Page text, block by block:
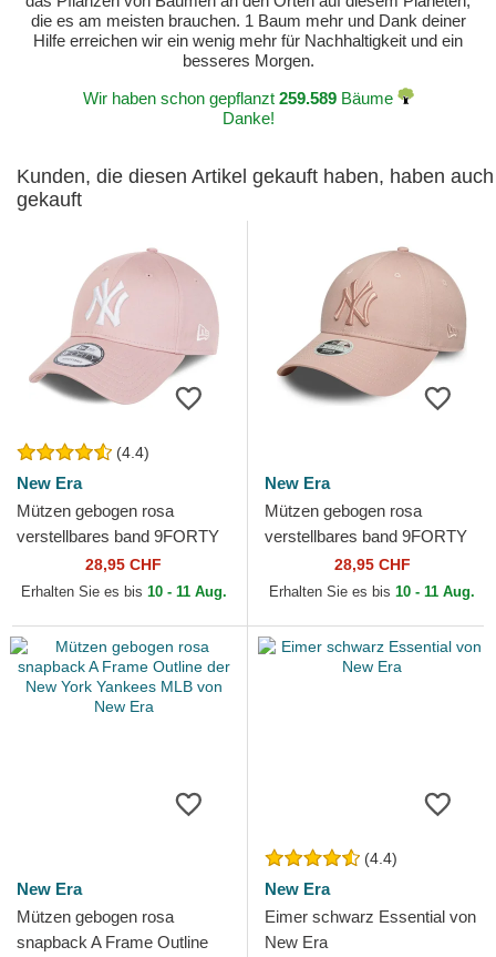
die es am meisten brauchen. 1 Baum mehr und Dank deiner
Hilfe erreichen wir ein wenig mehr für Nachhaltigkeit und ein
besseres Morgen.
Wir haben schon gepflanzt 259.589Bäume
Danke!
Kunden, die diesen Artikel gekauft haben, haben auch
gekauft
(4.4)
New Era
Mützen gebogen rosa
verstellbares band 9FORTY
League Essential der New
York Yankees MLB von New
28,95 CHF
Erhalten Sie es bis 10 - 11 Aug.
New Era
Mützen gebogen rosa
verstellbares band 9FORTY
League Essential der New
York Yankees MLB von New
28,95 CHF
Erhalten Sie es bis 10 - 11 Aug.
New Era
Mützen gebogen rosa
snapback A Frame Outline
(4.4)
New Era
Eimer schwarz Essential von
New Era